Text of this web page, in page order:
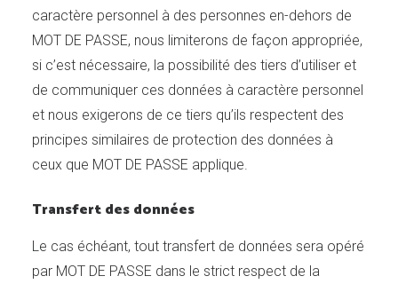
caractère personnel à des personnes en-dehors de
MOT DE PASSE, nous limiterons de façon appropriée,
si c’est nécessaire, la possibilité des tiers d’utiliser et
de communiquer ces données à caractère personnel
et nous exigerons de ce tiers qu’ils respectent des
principes similaires de protection des données à
ceux que MOT DE PASSE applique.
Transfert des données
Le cas échéant, tout transfert de données sera opéré
par MOT DE PASSE dans le strict respect de la